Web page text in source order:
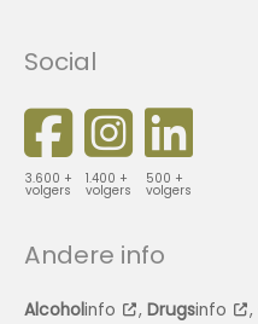
Social
3.600 +
volgers
1.400 +
volgers
500 +
volgers
Andere info
Alcoholinfo , Drugsinfo ,